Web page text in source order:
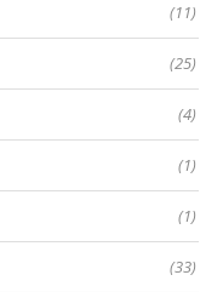
(11)
(25)
(4)
(1)
(1)
(33)